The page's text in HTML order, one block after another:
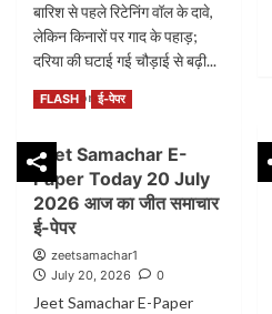
बिगाड़
सके
कर्मचारी
का
कुछ!
बारिश से पहले रिटेनिंग वॉल के दावे,
लेकिन किनारों पर गाद के पहाड़;
दरिया की घटाई गई चौड़ाई से बढ़ी...
Read MoreRead
more
इस
बार
कूड़े
से
इलाका
निवासियों
FLASH ई-पेपर
Jeet Samachar E-
Paper Today 20 July
2026 आज का जीत समाचार
ई-पेपर
zeetsamachar1
July 20, 2026
0
Jeet Samachar E-Paper